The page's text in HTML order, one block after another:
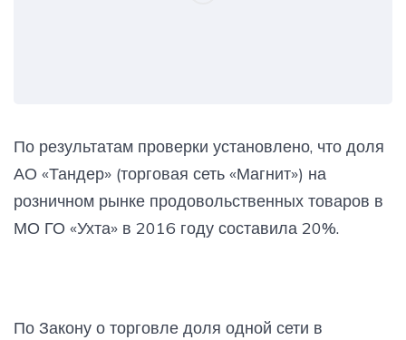
По результатам проверки установлено, что доля
АО «Тандер» (торговая сеть «Магнит») на
розничном рынке продовольственных товаров в
МО ГО «Ухта» в 2016 году составила 20%.
По Закону о торговле доля одной сети в